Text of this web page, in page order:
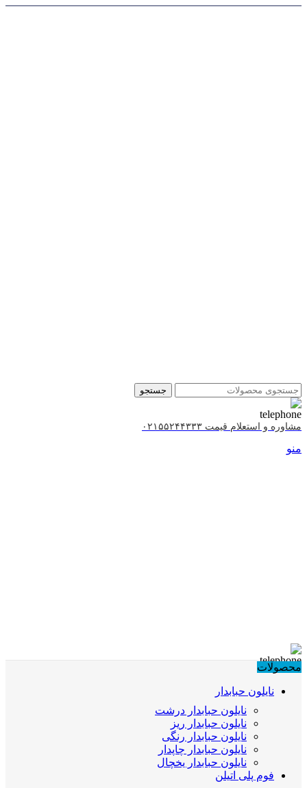
جستجو
مشاوره و استعلام قیمت ۰۲۱۵۵۲۴۴۳۳۳
منو
محصولات
نایلون حبابدار
نایلون حبابدار درشت
نایلون حبابدار ریز
نایلون حبابدار رنگی
نایلون حبابدار چاپدار
نایلون حبابدار یخچال
فوم پلی اتیلن